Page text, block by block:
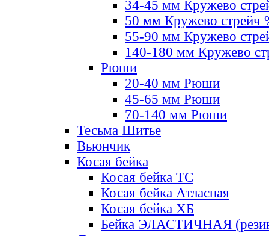
34-45 мм Кружево
50 мм Кружево стрейч
55-90 мм Кружево
140-180 мм Кружево
Рюши
20-40 мм Рюши
45-65 мм Рюши
70-140 мм Рюши
Тесьма Шитье
Вьюнчик
Косая бейка
Косая бейка ТС
Косая бейка Атласная
Косая бейка ХБ
Бейка ЭЛАСТИЧНАЯ